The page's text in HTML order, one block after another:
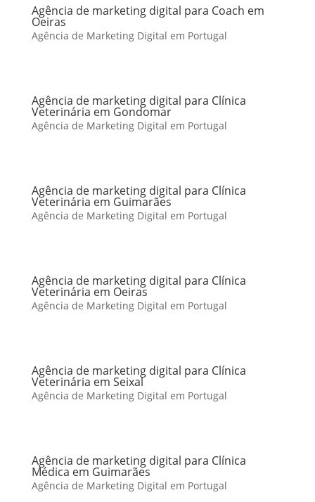
Agência de marketing digital para Coach em
Oeiras
Agência de Marketing Digital em Portugal
Agência de marketing digital para Clínica
Veterinária em Gondomar
Agência de Marketing Digital em Portugal
Agência de marketing digital para Clínica
Veterinária em Guimarães
Agência de Marketing Digital em Portugal
Agência de marketing digital para Clínica
Veterinária em Oeiras
Agência de Marketing Digital em Portugal
Agência de marketing digital para Clínica
Veterinária em Seixal
Agência de Marketing Digital em Portugal
Agência de marketing digital para Clínica
Médica em Guimarães
Agência de Marketing Digital em Portugal